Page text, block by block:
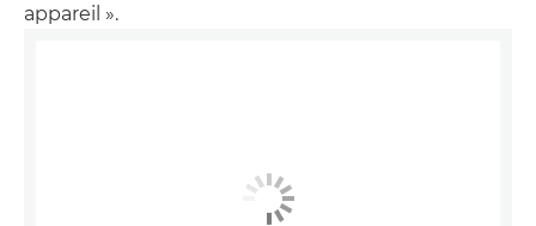
appareil ».